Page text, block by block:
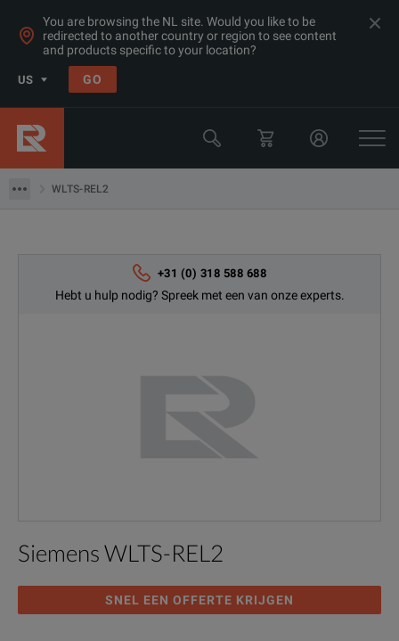
You are browsing the NL site. Would you like to be
redirected to another country or region to see content
and products specific to your location?
US GO
WLTS-REL2
Electrical & Power Quality Testing
Switchgear & Relay Testing Equipment
+31 (0) 318 588 688
Hebt u hulp nodig? Spreek met een van onze experts.
Siemens WLTS-REL2
SNEL EEN OFFERTE KRIJGEN